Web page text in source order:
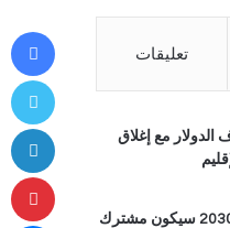
عن
تعليقات
الدولار مع إغلاق
فيفا: كأس العالم 2030 سيكون مشترك